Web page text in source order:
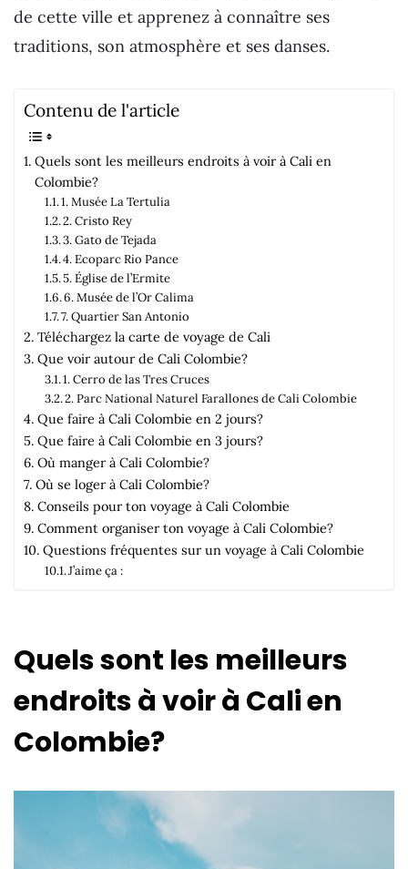
de cette ville et apprenez à connaître ses
traditions, son atmosphère et ses danses.
Contenu de l'article
Quels sont les meilleurs endroits à voir à Cali en
Colombie?
1. Musée La Tertulia
2. Cristo Rey
3. Gato de Tejada
4. Ecoparc Rio Pance
5. Église de l’Ermite
6. Musée de l’Or Calima
7. Quartier San Antonio
Téléchargez la carte de voyage de Cali
Que voir autour de Cali Colombie?
1. Cerro de las Tres Cruces
2. Parc National Naturel Farallones de Cali Colombie
Que faire à Cali Colombie en 2 jours?
Que faire à Cali Colombie en 3 jours?
Où manger à Cali Colombie?
Où se loger à Cali Colombie?
Conseils pour ton voyage à Cali Colombie
Comment organiser ton voyage à Cali Colombie?
Questions fréquentes sur un voyage à Cali Colombie
J’aime ça :
Quels sont les meilleurs
endroits à voir à Cali en
Colombie?